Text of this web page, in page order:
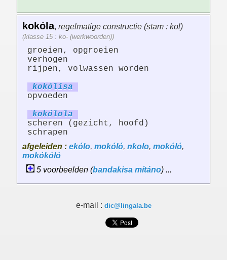
kokóla, regelmatige constructie (stam : kol)
(klasse 15 : ko- (werkwoorden))
groeien, opgroeien
verhogen
rijpen, volwassen worden
kokólisa
opvoeden
kokólola
scheren (gezicht, hoofd)
schrapen
afgeleiden : ekólo, mokóló, nkolo, mokóló,
mokókóló
5 voorbeelden (bandakisa mítáno) ...
e-mail : dic@lingala.be